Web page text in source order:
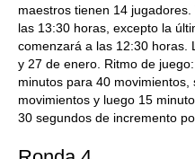
maestros tienen 14
las 13:30 horas, excepto la
comenzará a las 12:30 horas.
y 27 de enero. Ritmo de juego
minutos para 40
movimientos y luego 15
30 segundos de incremento